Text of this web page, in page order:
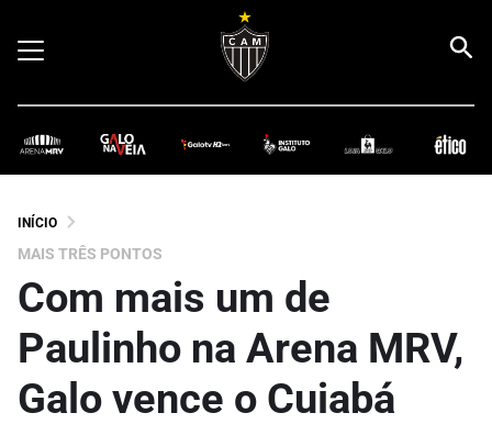
INÍCIO
MAIS TRÊS PONTOS
Com mais um de
Paulinho na Arena MRV,
Galo vence o Cuiabá